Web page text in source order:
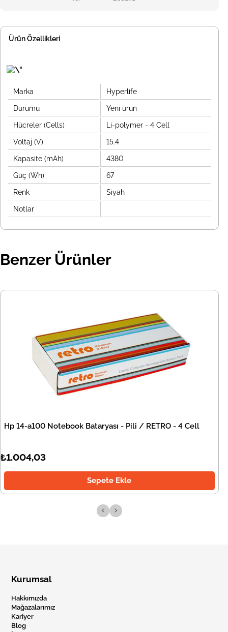
Ürün Özellikleri
Marka Hyperlife
Durumu Yeni ürün
Hücreler (Cells) Li-polymer - 4 Cell
Voltaj (V) 15.4
Kapasite (mAh) 4380
Güç (Wh) 67
Renk Siyah
Notlar
Benzer Ürünler
Hp 14-a100 Notebook Bataryası - Pili / RETRO - 4 Cell
₺1.004,03
Sepete Ekle
‹ ›
Kurumsal
Hakkımızda
Mağazalarımız
Kariyer
Blog